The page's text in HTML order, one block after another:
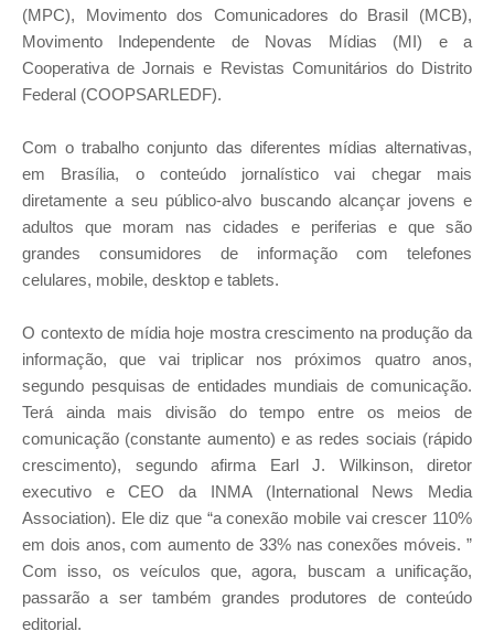
(MPC), Movimento dos Comunicadores do Brasil (MCB),
Movimento Independente de Novas Mídias (MI) e a
Cooperativa de Jornais e Revistas Comunitários do Distrito
Federal (COOPSARLEDF).
Com o trabalho conjunto das diferentes mídias alternativas,
em Brasília, o conteúdo jornalístico vai chegar mais
diretamente a seu público-alvo buscando alcançar jovens e
adultos que moram nas cidades e periferias e que são
grandes consumidores de informação com telefones
celulares, mobile, desktop e tablets.
O contexto de mídia hoje mostra crescimento na produção da
informação, que vai triplicar nos próximos quatro anos,
segundo pesquisas de entidades mundiais de comunicação.
Terá ainda mais divisão do tempo entre os meios de
comunicação (constante aumento) e as redes sociais (rápido
crescimento), segundo afirma Earl J. Wilkinson, diretor
executivo e CEO da INMA (International News Media
Association). Ele diz que “a conexão mobile vai crescer 110%
em dois anos, com aumento de 33% nas conexões móveis. ”
Com isso, os veículos que, agora, buscam a unificação,
passarão a ser também grandes produtores de conteúdo
editorial.